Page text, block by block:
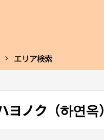
エリア検索
ヨノク（하연옥）